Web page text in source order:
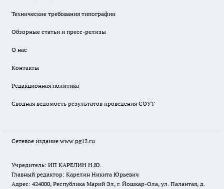
Технические требования типографии
Обзорные статьи и пресс-релизы
О нас
Контакты
Редакционная политика
Сводная ведомость результатов проведения СОУТ
Сетевое издание www.pg12.ru
Учредитель: ИП КАРЕЛИН Н.Ю.
Главный редактор: Карелин Никита Юрьевич
Адрес: 424000, Республика Марий Эл, г. Йошкар-Ола, ул. Палантая, д.